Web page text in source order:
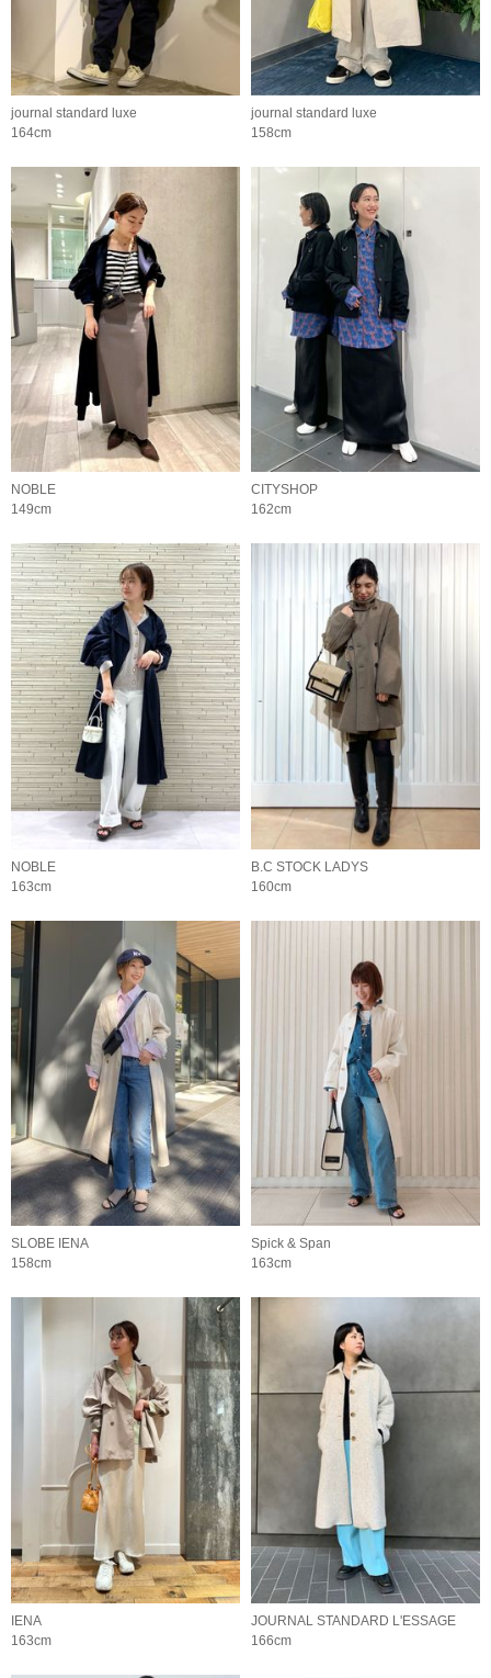
journal standard luxe
164cm
journal standard luxe
158cm
NOBLE
149cm
CITYSHOP
162cm
NOBLE
163cm
B.C STOCK LADYS
160cm
SLOBE IENA
158cm
Spick & Span
163cm
IENA
163cm
JOURNAL STANDARD L'ESSAGE
166cm